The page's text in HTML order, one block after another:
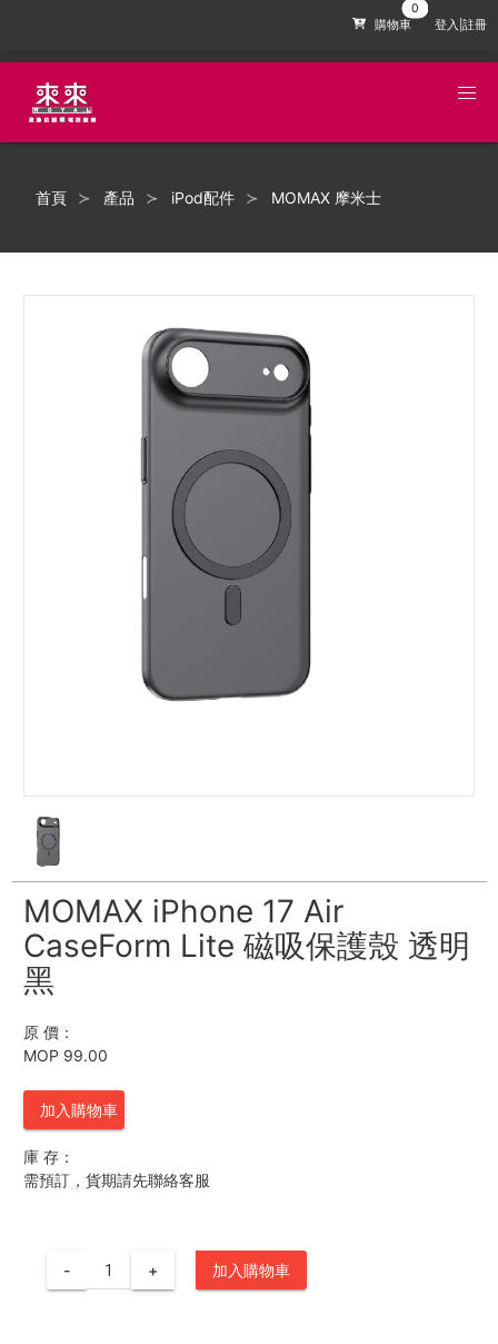
購物車 登入|註冊
首頁 產品 iPod配件 MOMAX 摩米士
MOMAX iPhone 17 Air
CaseForm Lite 磁吸保護殼 透明
黑
原 價：
MOP 99.00
加入購物車
庫 存：
需預訂，貨期請先聯絡客服
- + 加入購物車